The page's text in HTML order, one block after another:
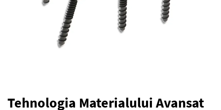
Tehnologia Materialului Avansat